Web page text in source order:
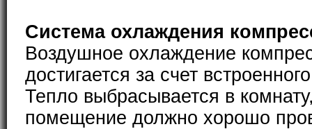
Система охлаждения
Воздушное охлаждение
достигается за счет
Тепло выбрасывается в
помещение должно хорошо